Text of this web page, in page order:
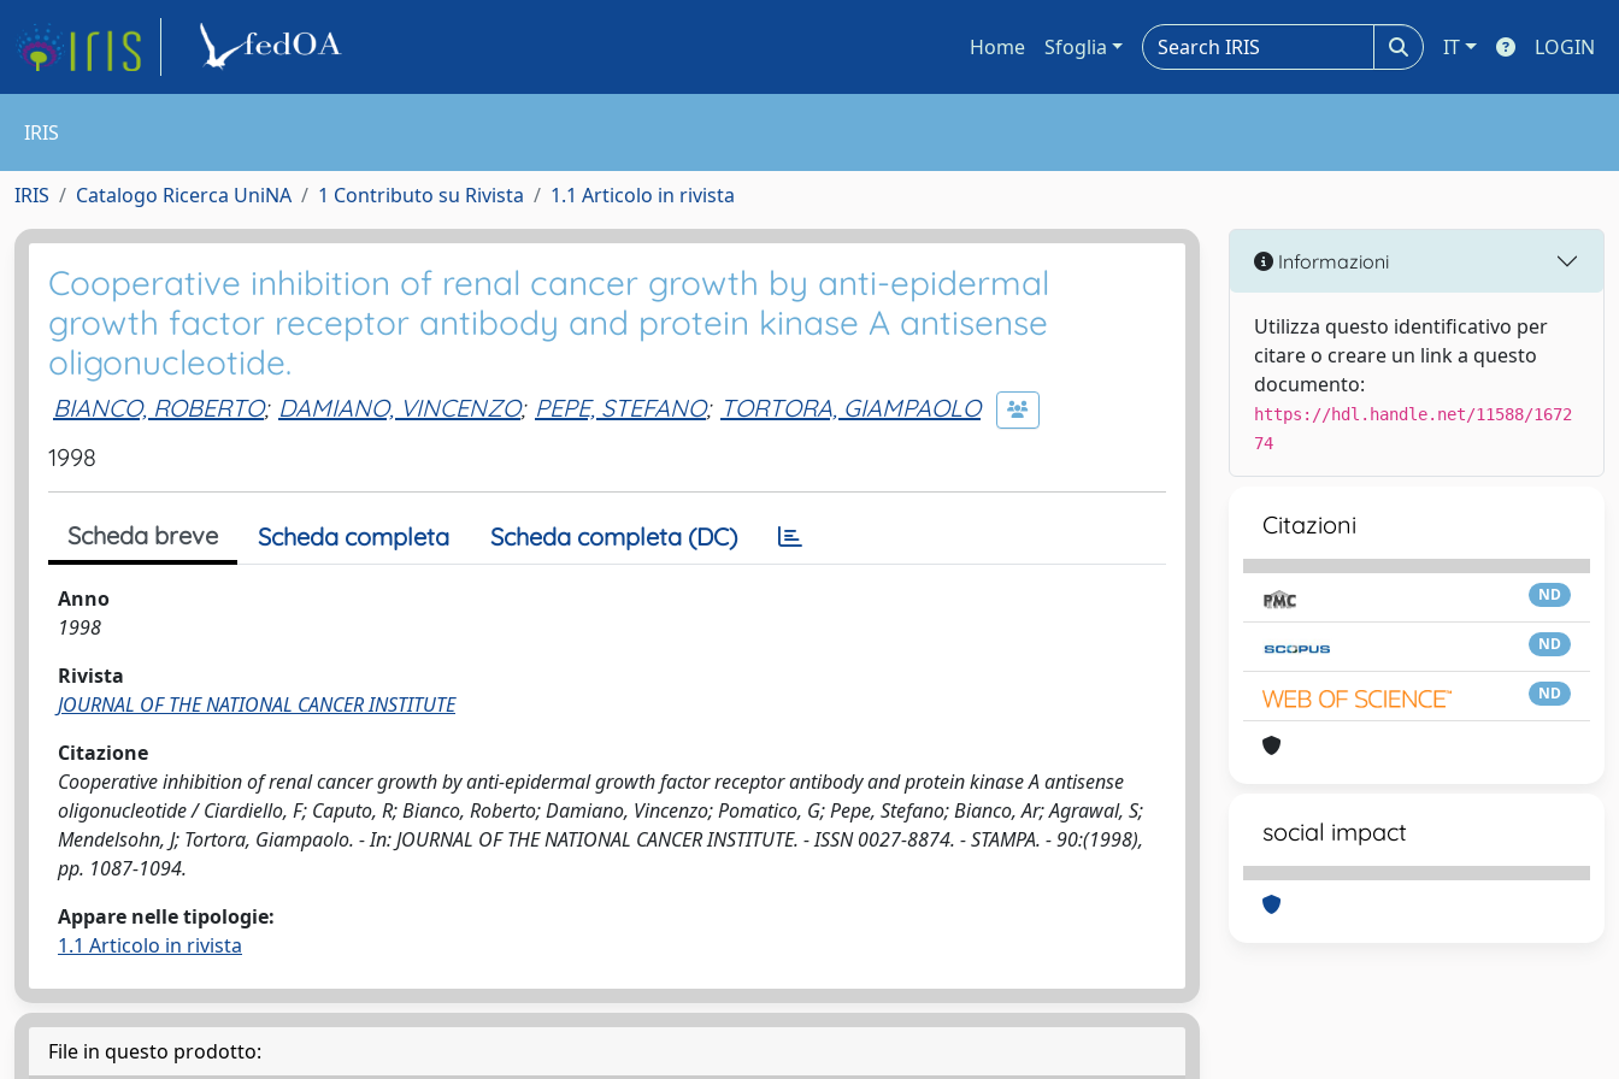
Home Sfoglia IT LOGIN
IRIS
IRIS Catalogo Ricerca UniNA 1 Contributo su Rivista 1.1 Articolo in rivista
Cooperative inhibition of renal cancer growth by anti-epidermal
growth factor receptor antibody and protein kinase A antisense
oligonucleotide.
BIANCO, ROBERTO; DAMIANO, VINCENZO; PEPE, STEFANO; TORTORA, GIAMPAOLO
1998
Scheda breve Scheda completa Scheda completa (DC)
Anno
1998
Rivista
JOURNAL OF THE NATIONAL CANCER INSTITUTE
Citazione
Cooperative inhibition of renal cancer growth by anti-epidermal growth factor receptor antibody and protein kinase A antisense
oligonucleotide / Ciardiello, F; Caputo, R; Bianco, Roberto; Damiano, Vincenzo; Pomatico, G; Pepe, Stefano; Bianco, Ar; Agrawal, S;
Mendelsohn, J; Tortora, Giampaolo. - In: JOURNAL OF THE NATIONAL CANCER INSTITUTE. - ISSN 0027-8874. - STAMPA. - 90:(1998),
pp. 1087-1094.
Appare nelle tipologie:
1.1 Articolo in rivista
File in questo prodotto:
Informazioni
Utilizza questo identificativo per
citare o creare un link a questo
documento:
https://hdl.handle.net/11588/1672
74
Citazioni
ND
ND
ND
social impact